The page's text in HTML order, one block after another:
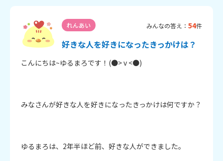
れんあい みんなの答え： 54件
好きな人を好きになったきっかけは？
こんにちは~ゆるまろです！(●> v <●)
みなさんが好きな人を好きになったきっかけは何ですか？
ゆるまろは、2年半ほど前、好きな人ができました。